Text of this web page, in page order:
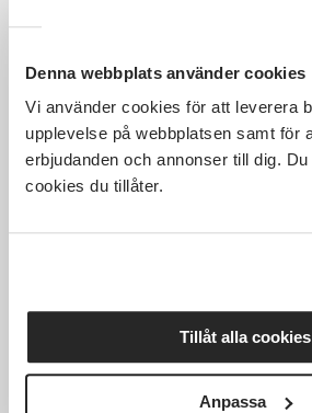
Denna webbplats använder cookies
Vi använder cookies för att leverera
upplevelse på webbplatsen samt för
erbjudanden och annonser till dig.
cookies du tillåter.
Tillåt alla cookies
Anpassa
Ha kul med andra i en förening
- föreläsning och workshop
med Malin Widell
Järpen